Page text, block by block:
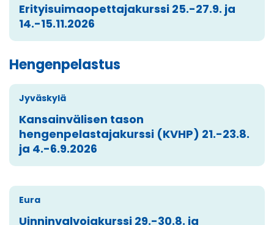
Erityisuimaopettajakurssi 25.-27.9. ja
14.-15.11.2026
Hengenpelastus
Jyväskylä
Kansainvälisen tason
hengenpelastajakurssi (KVHP) 21.-23.8.
ja 4.-6.9.2026
Eura
Uinninvalvojakurssi 29.-30.8. ja